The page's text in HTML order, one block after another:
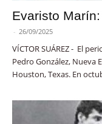
Evaristo
- 26/09/2025
VÍCTOR SUÁREZ - El
Pedro González, Nueva
Houston, Texas. En